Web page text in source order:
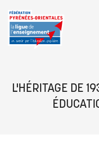
L'HÉRITAGE DE